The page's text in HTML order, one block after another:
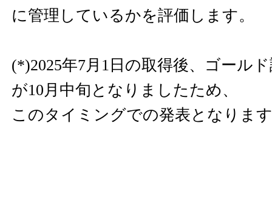
に管理しているかを評価します。
(*)2025年7月1日の取得後、ゴール
が10月中旬となりましたため、
このタイミングでの発表となりま